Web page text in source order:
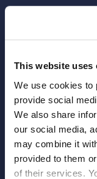
This website uses
We use cookies to
provide social
We also share
our social media,
may combine it
provided to them
of their services.
no
COMPANY
Sobre nós
Trabalhe conosco
Contato